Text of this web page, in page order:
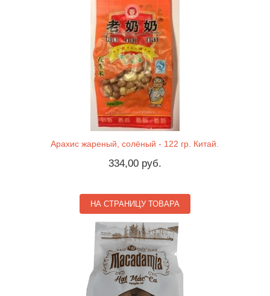
Арахис жареный, солёный - 122 гр. Китай.
334,00 руб.
НА СТРАНИЦУ ТОВАРА